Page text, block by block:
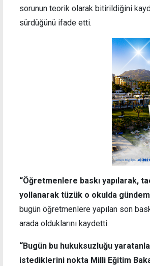
sorunun teorik olarak bitirildiğini
sürdüğünü ifade etti.
“Öğretmenlere baskı yapılarak,
yollanarak tüzük o okulda
bugün öğretmenlere yapılan son
arada olduklarını kaydetti.
“Bugün bu hukuksuzluğu
istediklerini nokta Milli Eğitim